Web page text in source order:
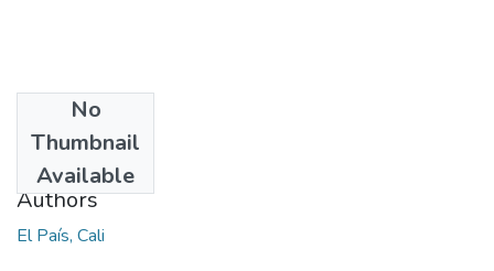
No
Thumbnail
Available
1970
Authors
El País, Cali